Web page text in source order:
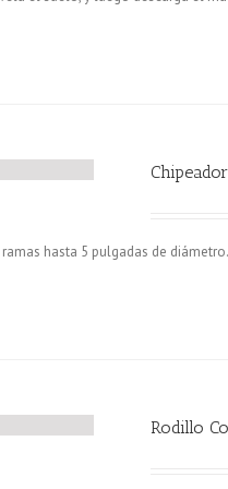
hasta 5 pulgadas de diámetro.
Rodillo